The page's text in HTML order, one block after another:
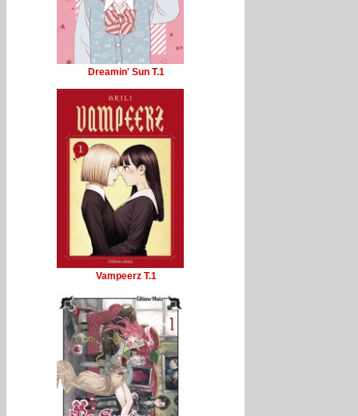
Dreamin' Sun T.1
Vampeerz T.1